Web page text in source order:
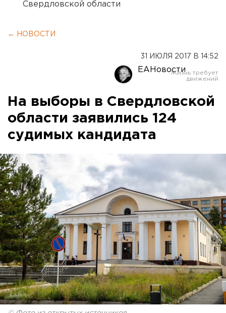
Свердловской области
← НОВОСТИ
31 ИЮЛЯ 2017 В 14:52
ЕАНовости
На выборы в Свердловской
области заявились 124
судимых кандидата